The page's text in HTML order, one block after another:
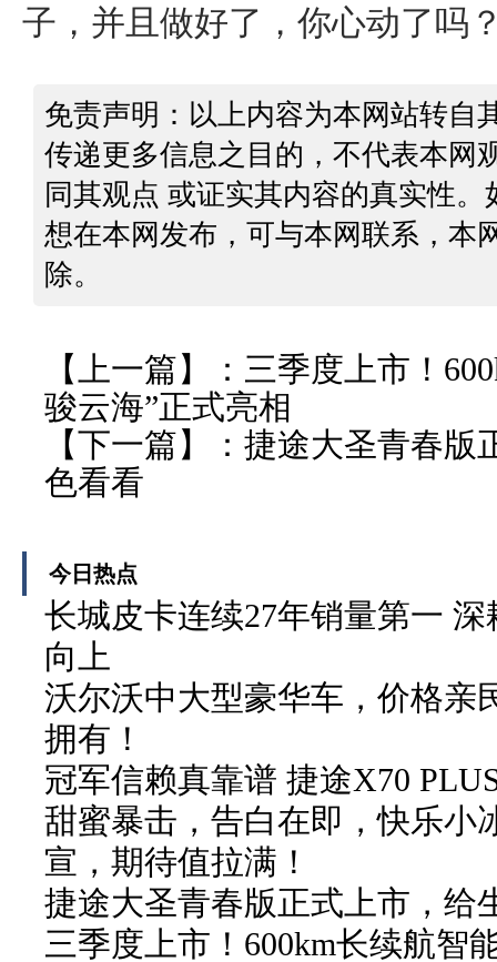
子，并且做好了，你心动了吗
免责声明：以上内容为本网站转自
传递更多信息之目的，不代表本网
同其观点 或证实其内容的真实性
想在本网发布，可与本网联系，本
除。
【上一篇】： 三季度上市！
骏云海”正式亮相
【下一篇】： 捷途大圣青春版
色看看
今日热点
长城皮卡连续27年销量第一
向上
沃尔沃中大型豪华车，价格亲
拥有！
冠军信赖真靠谱 捷途X70
甜蜜暴击，告白在即，快乐小
宣，期待值拉满！
捷途大圣青春版正式上市，给
三季度上市！600km长续航智